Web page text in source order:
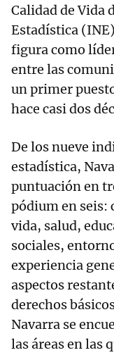
Calidad de Vida
Estadística
figura como
entre las
un primer
hace casi dos
De los nueve
estadística,
puntuación en
pódium en seis:
vida, salud,
sociales,
experiencia
aspectos
derechos
Navarra se
las áreas en las